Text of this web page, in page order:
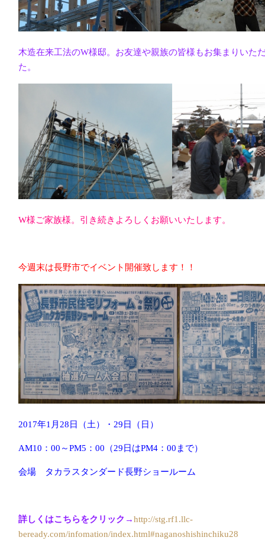
木造在来工法のW様邸。お友達や親族の皆様もお集まりいた
た。
W様ご家族様。引き続きよろしくお願いいたします。
今週末は長野市でイベント開催致します！！
2017年1月28日（土）・29日（日）
AM10：00～PM5：00（29日はPM4：00まで）
会場 タカラスタンダード長野ショールーム
詳しくはこちらをクリック→http://stg.rf1.llc-
beready.com/infomation/index.html#naganoshishinchiku28